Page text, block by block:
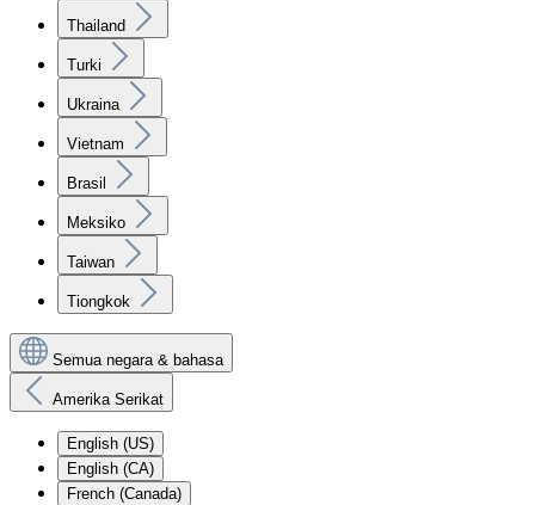
Thailand
Turki
Ukraina
Vietnam
Brasil
Meksiko
Taiwan
Tiongkok
Semua negara & bahasa
Amerika Serikat
English (US)
English (CA)
French (Canada)